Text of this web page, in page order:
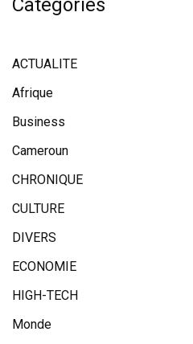
Categories
ACTUALITE
Afrique
Business
Cameroun
CHRONIQUE
CULTURE
DIVERS
ECONOMIE
HIGH-TECH
Monde